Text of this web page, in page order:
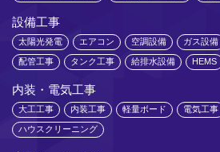
設備工事
太陽光発電 エアコン 空調設備 ガス設備
配管工事 タンク工事 給排水設備 HEMS
内装・電気工事
大工工事 内装工事 軽量ボード 電気工事
ハウスクリーニング